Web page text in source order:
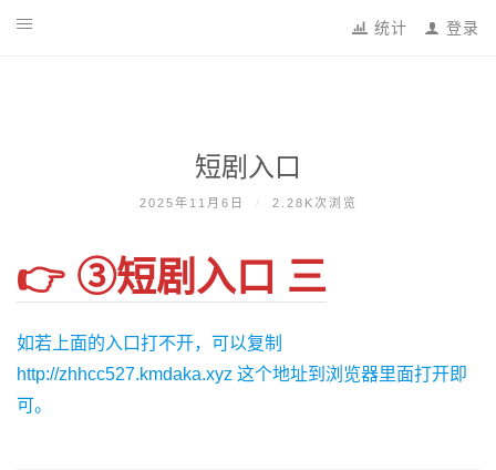
跳
统计 登录
短剧入口
2025年11月6日 / 2.28K次浏览
👉 ③短剧入口 三
如若上面的入口打不开，可以复制
http://zhhcc527.kmdaka.xyz 这个地址到浏览器里面打开即
可。